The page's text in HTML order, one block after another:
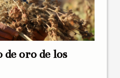
oro de los